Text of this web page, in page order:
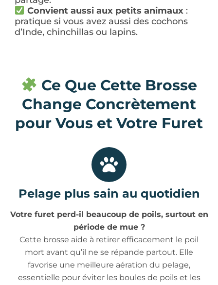
Convient aussi aux petits animaux:
pratique si vous avez aussi des cochons
d’Inde, chinchillas ou lapins.
Ce Que Cette Brosse
Change Concrètement
pour Vous et Votre Furet
Pelage plus sain au quotidien
Votre furet perd-il beaucoup de poils, surtout en
période de mue ?
Cette brosse aide à retirer efficacement le poil
mort avant qu’il ne se répande partout. Elle
favorise une meilleure aération du pelage,
essentielle pour éviter les boules de poils et les